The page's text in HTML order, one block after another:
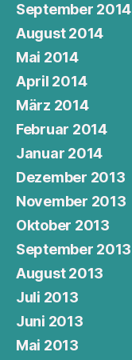
September 2014
August 2014
Mai 2014
April 2014
März 2014
Februar 2014
Januar 2014
Dezember 2013
November 2013
Oktober 2013
September 2013
August 2013
Juli 2013
Juni 2013
Mai 2013